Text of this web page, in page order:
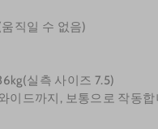
직일 수 없음)
실측 사이즈 7.5)
이드까지, 보통으로 작동합